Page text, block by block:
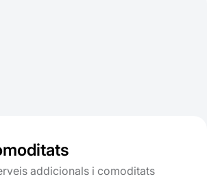
addicionals i comoditats